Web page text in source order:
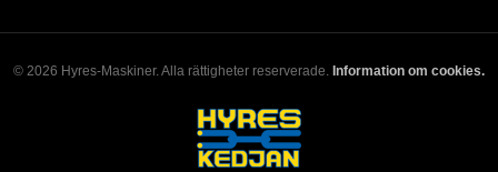
© 2026 Hyres-Maskiner. Alla rättigheter reserverade. Information om cookies.